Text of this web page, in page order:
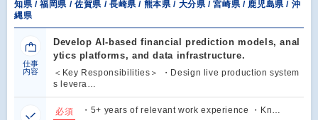
知県 / 福岡県 / 佐賀県 / 長崎県 / 熊本県 / 大分県 / 宮崎県 / 鹿児島県 / 沖
縄県
仕事
内容
Develop AI-based financial prediction models, anal
ytics platforms, and data infrastructure.
＜Key Responsibilities＞ ・Design live production system
s levera…
必須
・5+ years of relevant work experience ・Kn…